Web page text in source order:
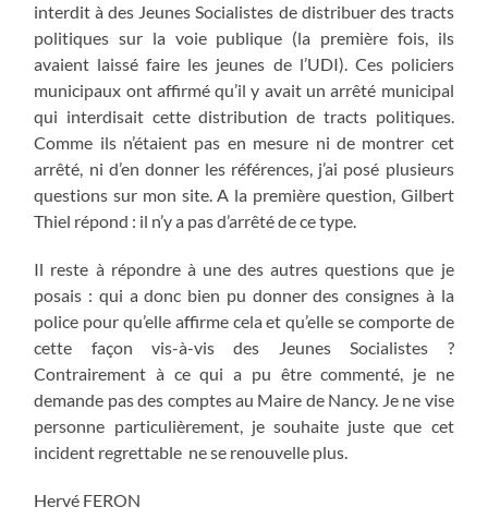
interdit à des Jeunes Socialistes de distribuer des tracts
politiques sur la voie publique (la première fois, ils
avaient laissé faire les jeunes de l’UDI). Ces policiers
municipaux ont affirmé qu’il y avait un arrêté municipal
qui interdisait cette distribution de tracts politiques.
Comme ils n’étaient pas en mesure ni de montrer cet
arrêté, ni d’en donner les références, j’ai posé plusieurs
questions sur mon site. A la première question, Gilbert
Thiel répond : il n’y a pas d’arrêté de ce type.
Il reste à répondre à une des autres questions que je
posais : qui a donc bien pu donner des consignes à la
police pour qu’elle affirme cela et qu’elle se comporte de
cette façon vis-à-vis des Jeunes Socialistes ?
Contrairement à ce qui a pu être commenté, je ne
demande pas des comptes au Maire de Nancy. Je ne vise
personne particulièrement, je souhaite juste que cet
incident regrettable ne se renouvelle plus.
Hervé FERON